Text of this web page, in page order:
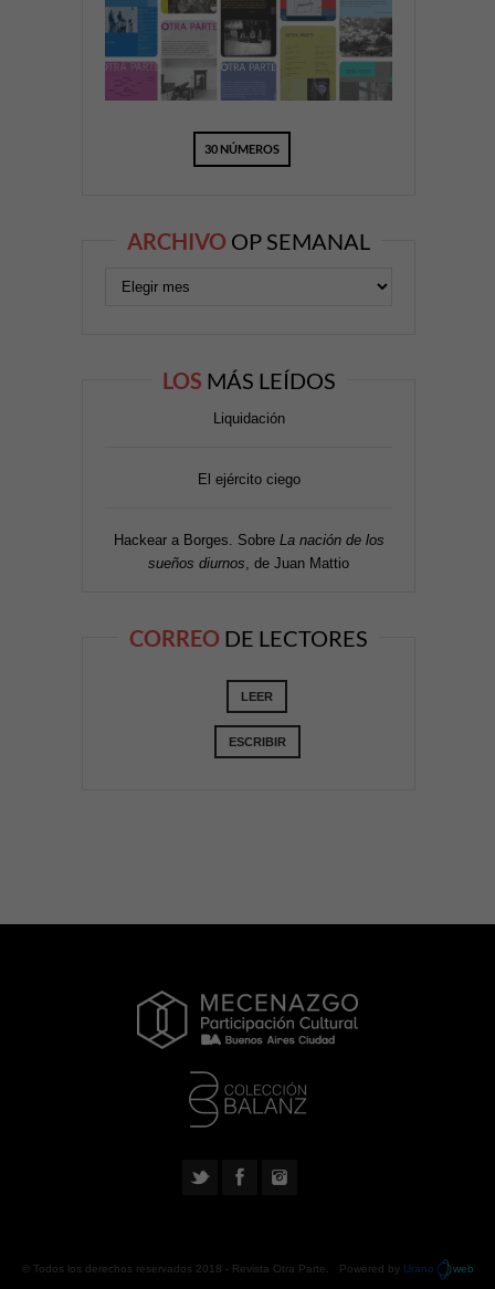
30 NÚMEROS
ARCHIVO OP SEMANAL
LOS MÁS LEÍDOS
Liquidación
El ejército ciego
Hackear a Borges. Sobre La nación de los
sueños diurnos , de Juan Mattio
CORREO DE LECTORES
LEER
ESCRIBIR
© Todos los derechos reservados 2018 - Revista Otra Parte . Powered by Urano web